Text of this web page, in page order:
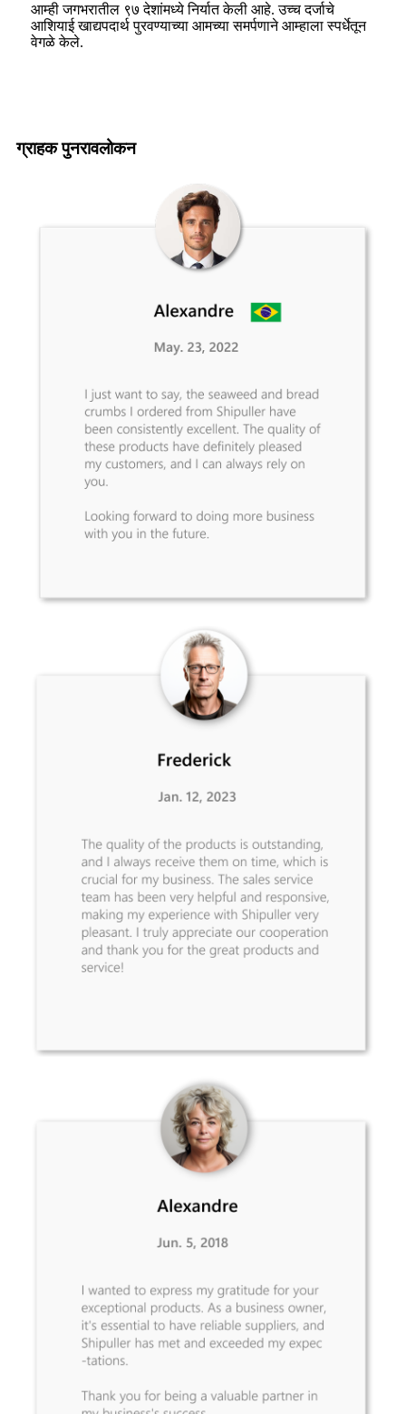
आम्ही जगभरातील ९७ देशांमध्ये निर्यात केली आहे. उच्च दर्जाचे
आशियाई खाद्यपदार्थ पुरवण्याच्या आमच्या समर्पणाने आम्हाला स्पर्धेतून
वेगळे केले.
ग्राहक पुनरावलोकन